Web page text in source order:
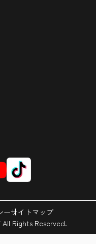
ーサイトマップ
Rights Reserved.